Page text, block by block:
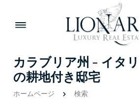
カラブリア州 - イタ
の耕地付き邸宅
ホームページ 検索